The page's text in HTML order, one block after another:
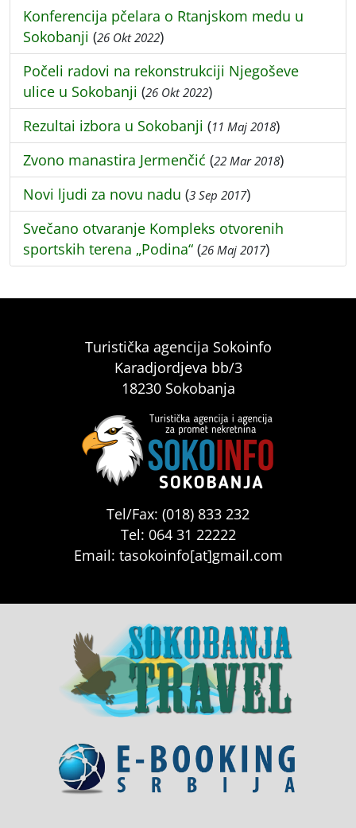
Konferencija pčelara o Rtanjskom medu u
Sokobanji (26 Okt 2022)
Počeli radovi na rekonstrukciji Njegoševe
ulice u Sokobanji (26 Okt 2022)
Rezultai izbora u Sokobanji (11 Maj 2018)
Zvono manastira Jermenčić (22 Mar 2018)
Novi ljudi za novu nadu (3 Sep 2017)
Svečano otvaranje Kompleks otvorenih
sportskih terena „Podina“ (26 Maj 2017)
Turistička agencija Sokoinfo
Karadjordjeva bb/3
18230 Sokobanja
Tel/Fax: (018) 833 232
Tel: 064 31 22222
Email: tasokoinfo[at]gmail.com